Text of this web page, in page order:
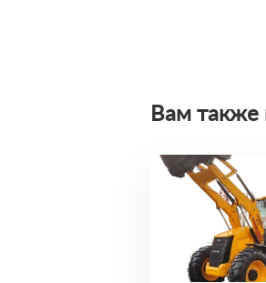
Вам также